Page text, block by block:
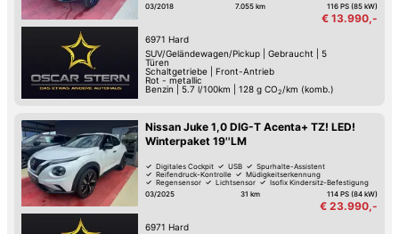
03/2018
7.055 km 116 PS (85 kW)
€ 13.990,-
6971 Hard
SUV/Geländewagen/Pickup| Gebraucht
5
Türen
Schaltgetriebe| Front-Antrieb
Rot - metallic
Benzin
5.7 l/100km 128 g CO2 /km (komb.)
Nissan Juke 1,0 DIG-T Acenta+ TZ! LED!
Winterpaket 19''LM
Digitales Cockpit USB
Spurhalte-Assistent
Reifendruck-Kontrolle
Müdigkeitserkennung
Regensensor
Lichtsensor
Isofix Kindersitz-Befestigung
03/2025
31 km 114 PS (84 kW)
€ 23.990,-
6971 Hard